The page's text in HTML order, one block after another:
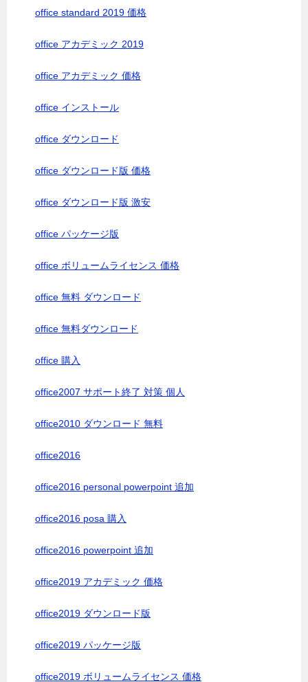
office standard 2019 価格
office アカデミック 2019
office アカデミック 価格
office インストール
office ダウンロード
office ダウンロード版 価格
office ダウンロード版 激安
office パッケージ版
office ボリュームライセンス 価格
office 無料 ダウンロード
office 無料ダウンロード
office 購入
office2007 サポート終了 対策 個人
office2010 ダウンロード 無料
office2016
office2016 personal powerpoint 追加
office2016 posa 購入
office2016 powerpoint 追加
office2019 アカデミック 価格
office2019 ダウンロード版
office2019 パッケージ版
office2019 ボリュームライセンス 価格